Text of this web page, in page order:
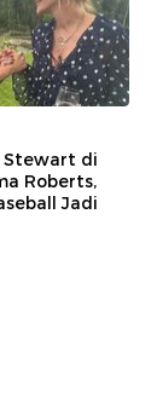
Stewart di
Roberts,
Jadi